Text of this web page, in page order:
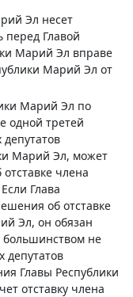
Эл несет
перед Главой
Марий Эл вправе
Марий Эл от
Марий Эл по
одной третей
Марий Эл, может
члена
Глава
об отставке
Эл, он обязан
не
депутатов
Главы Республики
отставку члена